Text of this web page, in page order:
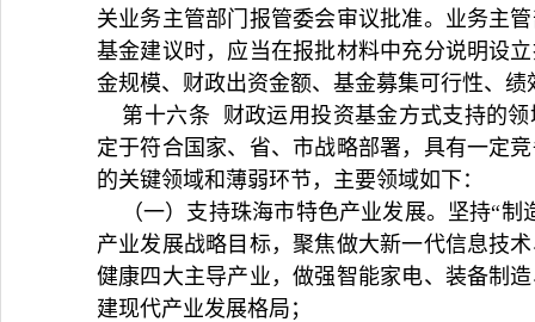
关业务主管部门报管委会审议批准。业务主
基金建议时，应当在报批材料中充分说明设
金规模、财政出资金额、基金募集可行性、绩
第十六条 财政运用投资基金方式支持的领
定于符合国家、省、市战略部署，具有一定
的关键领域和薄弱环节，主要领域如下：
（一）支持珠海市特色产业发展。坚持“制
产业发展战略目标，聚焦做大新一代信息技
健康四大主导产业，做强智能家电、装备制
建现代产业发展格局；